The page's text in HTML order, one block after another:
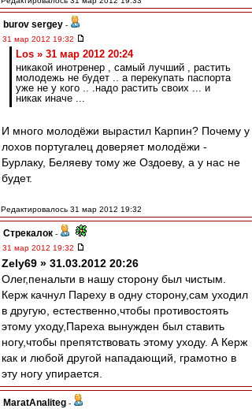
burov sergey -
31 мар 2012 19:32
Los » 31 мар 2012 20:24
никакой инотренер , самый лучший , растить
молодежь не будет .. а перекупать паспорта
уже не у кого .. .надо растить своих ... и
никак иначе ...
И много молодёжи вырастил Карпин? Почему у
лохов португалец доверяет молодёжи -
Бурлаку, Беляеву тому же Оздоеву, а у нас не
будет.
Редактировалось 31 мар 2012 19:32
Стрекалок -
31 мар 2012 19:32
Zely69 » 31.03.2012 20:26
Олег,пенальти в нашу сторону был чистым.
Керж качнул Пареху в одну сторону,сам уходил
в другую, естественно,чтобы противостоять
этому уходу,Пареха вынужден был ставить
ногу,чтобы препятствовать этому уходу. А Керж
как и любой другой нападающий, грамотно в
эту ногу упирается.
MaratAnaliteg -